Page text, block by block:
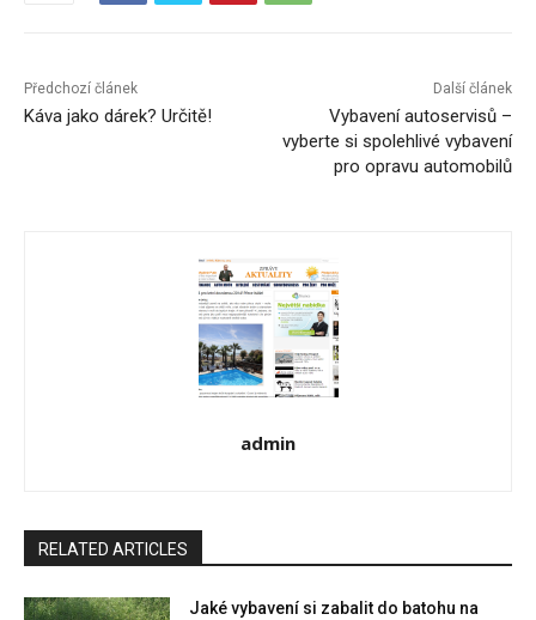
Předchozí článek
Káva jako dárek? Určitě!
Další článek
Vybavení autoservisů –
vyberte si spolehlivé vybavení
pro opravu automobilů
admin
RELATED ARTICLES
Jaké vybavení si zabalit do batohu na